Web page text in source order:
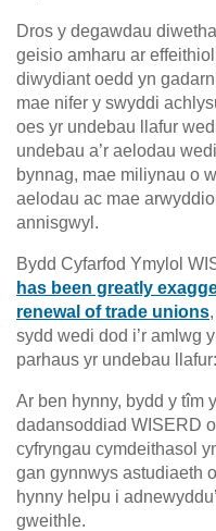
Dros y degawdau
geisio amharu ar
diwydiant oedd yn
mae nifer y swyddi
oes yr undebau llafur
undebau a’r aelodau
bynnag, mae miliynau o
aelodau ac mae
annisgwyl.
Bydd Cyfarfod Ymylol
has been greatly
renewal of trade unions
sydd wedi dod i’r amlwg
parhaus yr undebau
Ar ben hynny, bydd y tîm
dadansoddiad WISERD
cyfryngau cymdeithasol
gan gynnwys astudiaeth
hynny helpu i
gweithle.